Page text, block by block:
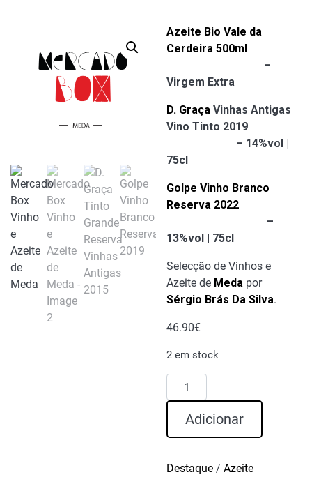
Azeite Bio Vale da
Cerdeira 500ml
–
Virgem Extra
D. Graça Vinhas Antigas
Vino Tinto 2019
– 14%vol |
75cl
Golpe Vinho Branco
Reserva 2022
–
13%vol | 75cl
Selecção de Vinhos e
Azeite de Meda por
Sérgio Brás Da Silva.
46.90€
2 em stock
Quantidade
de
Mercado
e
Adicionar
Destaque / Azeite